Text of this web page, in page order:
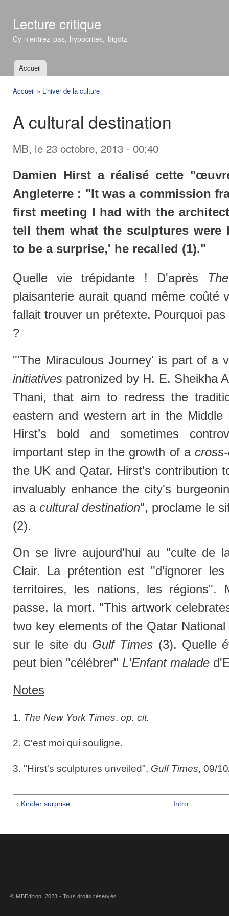
Lecture critique
Cy n'entrez pas, hypocrites, bigotz
Menu principal
Accueil
Accueil » L'hiver de la culture
A cultural destination
MB, le 23 octobre, 2013 - 00:40
Damien Hirst a réalisé cette
Angleterre : "It was a commission
first meeting I had with the
tell them what the sculptures were
to be a surprise,' he recalled (1)."
Quelle vie trépidante ! D'après
plaisanterie aurait quand même coûté
fallait trouver un prétexte. Pourquoi
?
"'The Miraculous Journey' is part of a
initiatives patronized by H. E. Sheikha
Thani, that aim to redress the
eastern and western art in the
Hirst’s bold and sometimes
important step in the growth of a
the UK and Qatar. Hirst's contribution
invaluably enhance the city's
as acultural destination", proclame le
(2).
On se livre aujourd'hui au "culte de
Clair. La prétention est "d'ignorer
territoires, les nations, les régions".
passe, la mort. "This artwork
two key elements of the Qatar
sur le site du Gulf Times (3). Quelle
peut bien "célébrer" L'Enfant malade
Notes
1. The New York Times, op. cit.
2. C'est moi qui souligne.
3. "Hirst's sculptures unveiled", Gulf Times, 09/
‹ Kinder surprise Intro
© MBEdition, 2023 - Tous droits réservés